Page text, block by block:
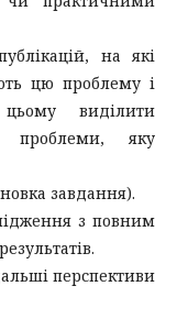
на які
цю проблему і
виділити
проблеми, яку
завдання).
з повним
перспективи